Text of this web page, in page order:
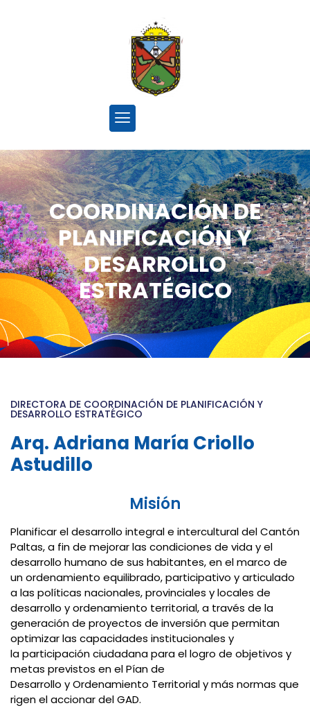
COORDINACIÓN DE
PLANIFICACIÓN Y
DESARROLLO
ESTRATÉGICO
DIRECTORA DE COORDINACIÓN DE PLANIFICACIÓN Y
DESARROLLO ESTRATÉGICO
Arq. Adriana María Criollo
Astudillo
Misión
Planificar el desarrollo integral e intercultural del Cantón
Paltas, a fin de mejorar las condiciones de vida y el
desarrollo humano de sus habitantes, en el marco de
un ordenamiento equilibrado, participativo y articulado
a las políticas nacionales, provinciales y locales de
desarrollo y ordenamiento territorial, a través de la
generación de proyectos de inversión que permitan
optimizar las capacidades institucionales y
la participación ciudadana para el logro de objetivos y
metas previstos en el Pían de
Desarrollo y Ordenamiento Territorial y más normas que
rigen el accionar del GAD.